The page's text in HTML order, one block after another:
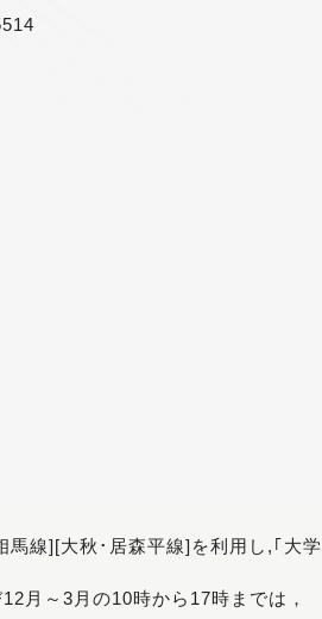
線][大秋･居森平線]を利用し,｢大学
月～3月の10時から17時までは，